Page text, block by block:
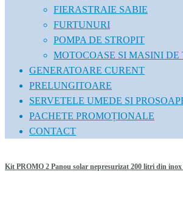
FIERASTRAIE SABIE
FURTUNURI
POMPA DE STROPIT
MOTOCOASE SI MASINI DE
GENERATOARE CURENT
PRELUNGITOARE
SERVETELE UMEDE SI
PACHETE PROMOȚIONALE
CONTACT
Kit PROMO 2 Panou solar nepresurizat 200 litri din